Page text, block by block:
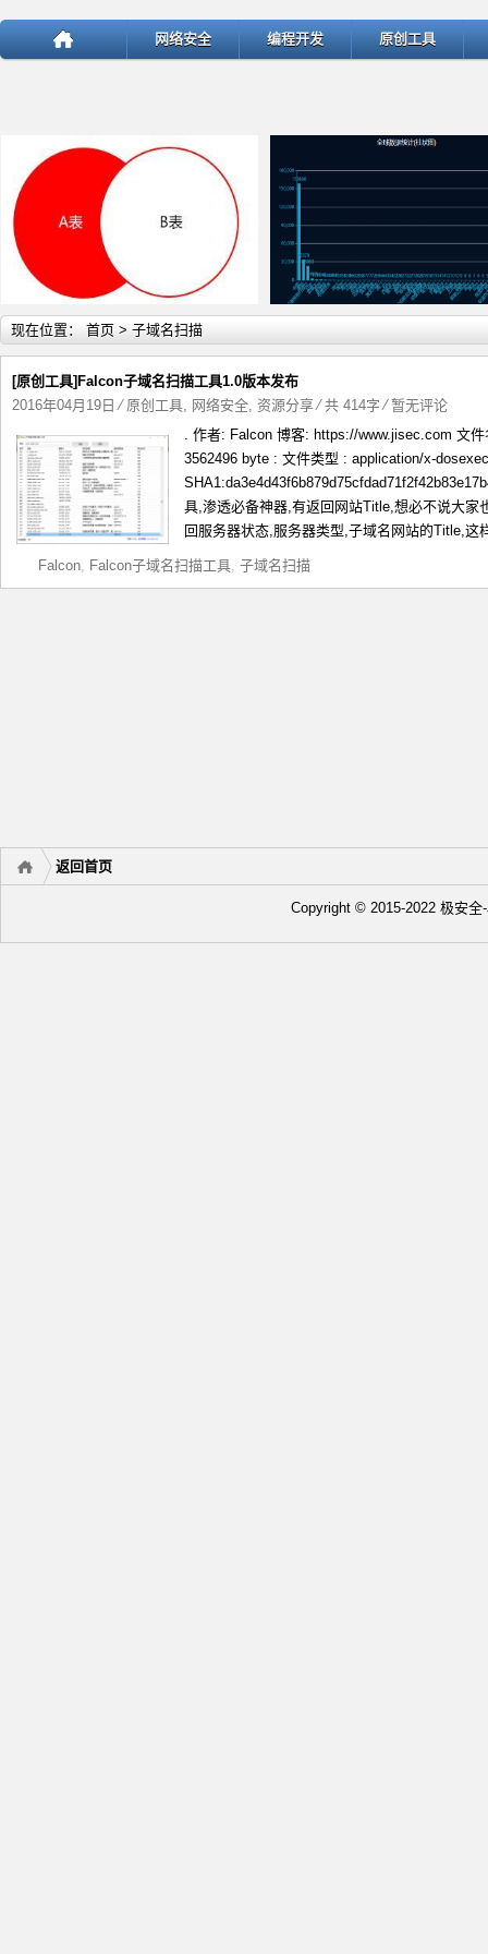
网络安全 编程开发 原创工具
详细内容
test ThinkPHP v5.1.22曝出
现在位置： 首页 > 子域名扫描
[原创工具]Falcon子域名扫描工具1.0版本发布
2016年04月19日 ⁄ 原创工具, 网络安全, 资源分享⁄ 共 414字⁄暂无评论
. 作者: Falcon 博客: https://www.jisec.com 文
3562496 byte : 文件类型 : application/x-
具,渗透必备神器,有返回网站Title,想必不说大
回服务器状态,服务器类型,子域名网站的Title,这
Falcon, Falcon子域名扫描工具, 子域名扫描
返回首页
Copyright © 2015-2022 极安